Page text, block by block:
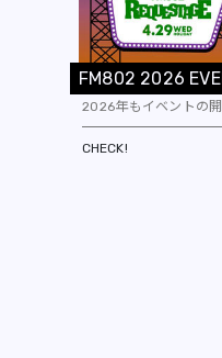
CHECK!
FM802 2026 EVE
2026年もイベントの